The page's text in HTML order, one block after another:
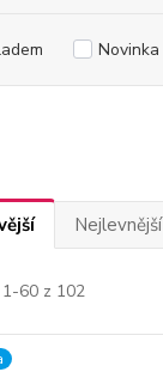
Novinka
Nejlevnější
60 z 102